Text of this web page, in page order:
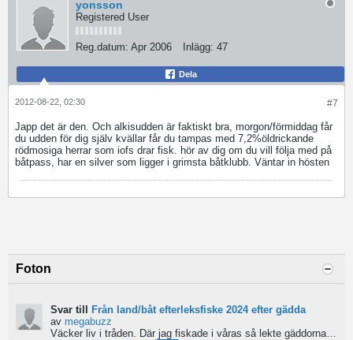
yonsson
Registered User
Reg.datum: Apr 2006 Inlägg: 47
Dela
#7
2012-08-22, 02:30
Japp det är den. Och alkisudden är faktiskt bra, morgon/förmiddag får
du udden för dig själv kvällar får du tampas med 7,2%öldrickande
rödmosiga herrar som iofs drar fisk. hör av dig om du vill följa med på
båtpass, har en silver som ligger i grimsta båtklubb. Väntar in hösten
Foton
Svar till
Från land/båt efterleksfiske 2024 efter gädda
av megabuzz
Väcker liv i tråden. Där jag fiskade i våras så lekte gäddorna från början av mars hela vägen in i juni...